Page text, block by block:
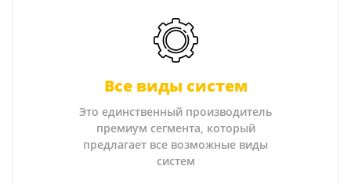
Все виды систем
Это единственный производитель
премиум сегмента, который
предлагает все возможные виды
систем